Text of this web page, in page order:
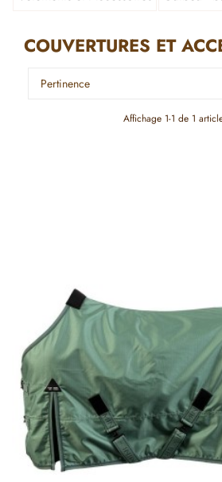
COUVERTURES ET
Pertinence
Affichage 1-1 de 1